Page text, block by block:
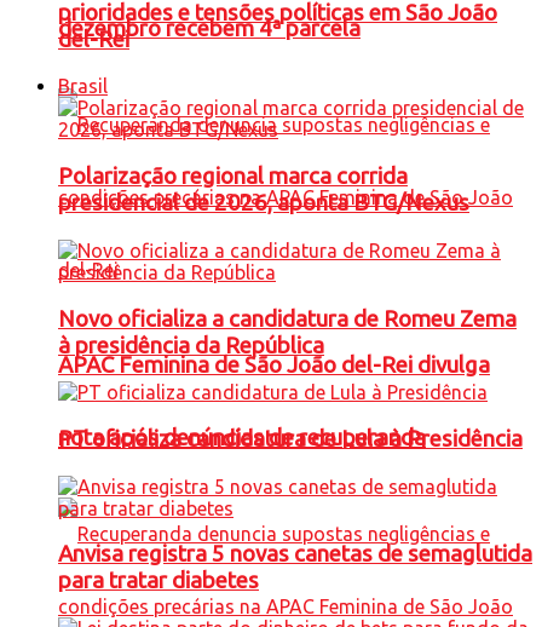
dezembro recebem 4ª parcela
APAC Feminina de São João del-Rei divulga
nota após denúncias de recuperanda
prioridades e tensões políticas em São João
del-Rei
Brasil
Polarização regional marca corrida
presidencial de 2026, aponta BTG/Nexus
Novo oficializa a candidatura de Romeu Zema
à presidência da República
PT oficializa candidatura de Lula à Presidência
Anvisa registra 5 novas canetas de semaglutida
para tratar diabetes